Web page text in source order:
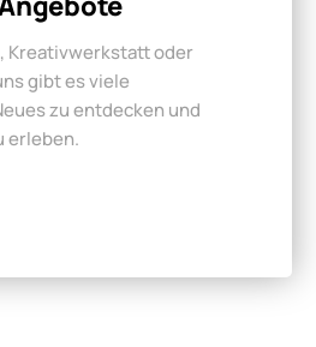
Kreativwerkstatt oder
gibt es viele
zu entdecken und
erleben.